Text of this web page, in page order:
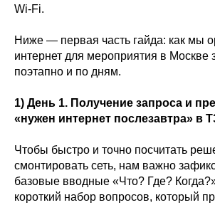
Wi‑Fi.
Ниже — первая часть гайда: как мы
интернет для мероприятия в Москве
поэтапно и по дням.
1) День 1. Получение запроса и
«нужен интернет послезавтра» в
Чтобы быстро и точно посчитать
смонтировать сеть, нам важно
базовые вводные «Что? Где?
короткий набор вопросов, который